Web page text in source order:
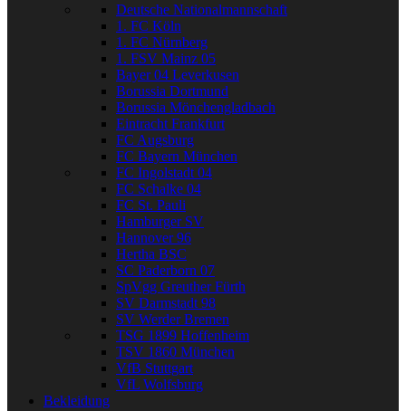
Deutsche Nationalmannschaft
1. FC Köln
1. FC Nürnberg
1. FSV Mainz 05
Bayer 04 Leverkusen
Borussia Dortmund
Borussia Mönchengladbach
Eintracht Frankfurt
FC Augsburg
FC Bayern München
FC Ingolstadt 04
FC Schalke 04
FC St. Pauli
Hamburger SV
Hannover 96
Hertha BSC
SC Paderborn 07
SpVgg Greuther Fürth
SV Darmstadt 98
SV Werder Bremen
TSG 1899 Hoffenheim
TSV 1860 München
VfB Stuttgart
VfL Wolfsburg
Bekleidung